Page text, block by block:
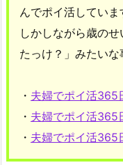
んでポイ活していま
しかしながら歳の
たっけ？」みたいな
・ 夫婦でポイ活365
・ 夫婦でポイ活365
・ 夫婦でポイ活365